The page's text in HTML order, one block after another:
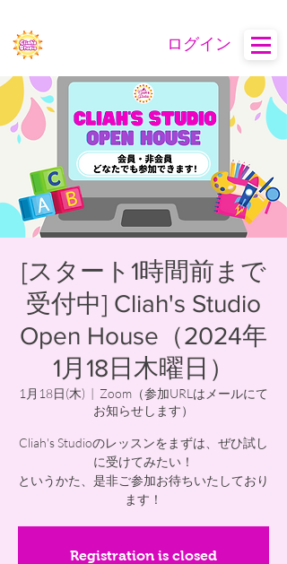
ログイン
[スタート1時間前まで
受付中] Cliah's Studio
Open House（2024年
1月18日木曜日）
1月18日(木)
  |
Zoom（参加URLはメールにて
お知らせします）
Cliah's Studioのレッスンをまずは、ぜひ試し
に受けてみたい！
というかた、是非ご参加お待ちいたしており
ます！
Registration is closed